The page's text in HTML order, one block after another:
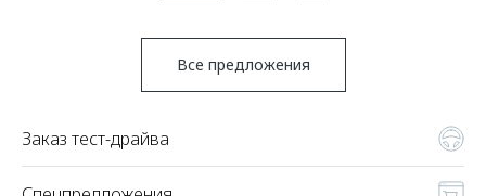
Все предложения
Заказ тест-драйва